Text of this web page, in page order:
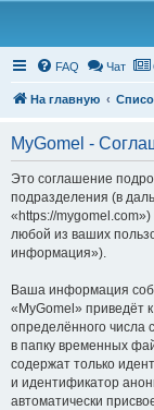
FAQ Чат
На главную
MyGomel -
Это соглашение
подразделения (в
«https://
любой из ваших
информация»).
Ваша информация
«MyGomel» приведёт
определённого числа
в папку временных
содержат только
и идентификатор
автоматически